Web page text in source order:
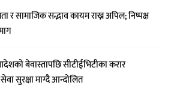
र सामाजिक सद्भाव कायम राख्न अपिल; निष्पक्ष
बेवास्तापछि सीटीईभिटीका करार
सुरक्षा माग्दै आन्दोलित